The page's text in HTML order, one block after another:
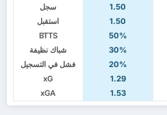
سجل
1.50
استقبل
1.50
BTTS
50%
شباك نظيفة
30%
فشل في التسجيل
20%
xG
1.29
xGA
1.53